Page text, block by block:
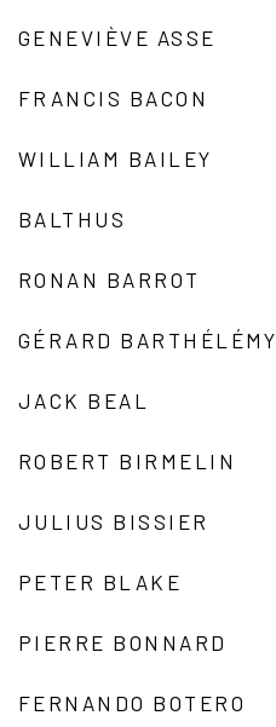
GENEVIÈVE ASSE
FRANCIS BACON
WILLIAM BAILEY
BALTHUS
RONAN BARROT
GÉRARD BARTHÉLÉMY
JACK BEAL
ROBERT BIRMELIN
JULIUS BISSIER
PETER BLAKE
PIERRE BONNARD
FERNANDO BOTERO